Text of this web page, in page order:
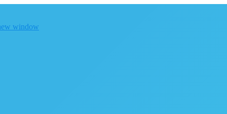
window